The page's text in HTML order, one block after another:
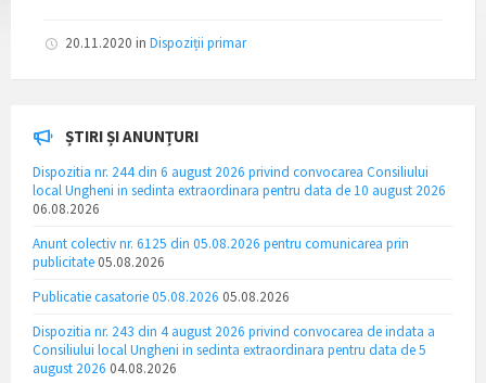
20.11.2020 in Dispoziții primar
ȘTIRI ȘI ANUNȚURI
Dispozitia nr. 244 din 6 august 2026 privind convocarea Consiliului
local Ungheni in sedinta extraordinara pentru data de 10 august 2026
06.08.2026
Anunt colectiv nr. 6125 din 05.08.2026 pentru comunicarea prin
publicitate 05.08.2026
Publicatie casatorie 05.08.2026 05.08.2026
Dispozitia nr. 243 din 4 august 2026 privind convocarea de indata a
Consiliului local Ungheni in sedinta extraordinara pentru data de 5
august 2026 04.08.2026